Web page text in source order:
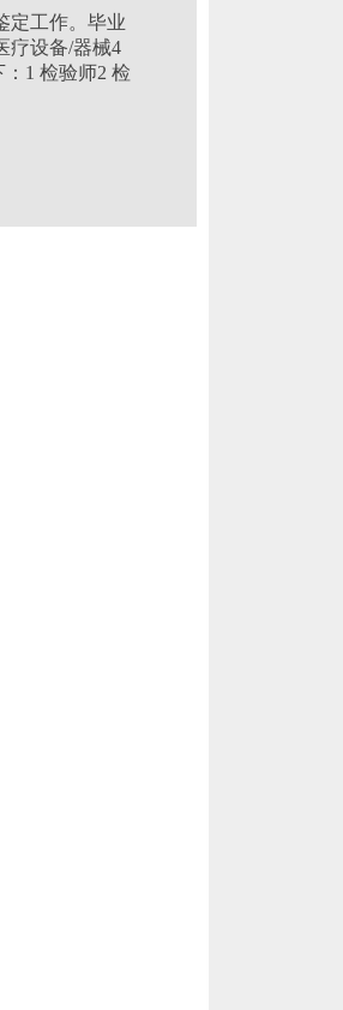
定工作。毕业
疗设备/器械4
1 检验师2 检